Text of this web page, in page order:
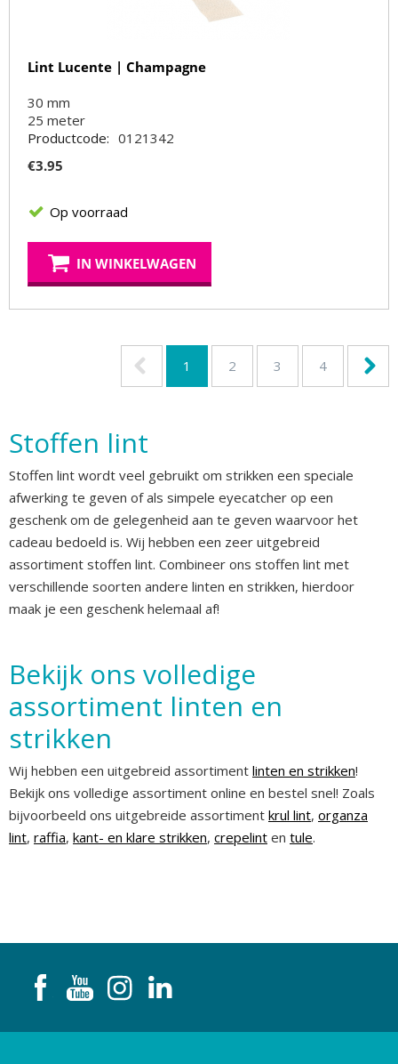
Lint Lucente | Champagne
30 mm
25 meter
Productcode: 0121342
€3.95
Op voorraad
IN WINKELWAGEN
1 2 3 4
Stoffen lint
Stoffen lint wordt veel gebruikt om strikken een speciale
afwerking te geven of als simpele eyecatcher op een
geschenk om de gelegenheid aan te geven waarvoor het
cadeau bedoeld is. Wij hebben een zeer uitgebreid
assortiment stoffen lint. Combineer ons stoffen lint met
verschillende soorten andere linten en strikken, hierdoor
maak je een geschenk helemaal af!
Bekijk ons volledige
assortiment linten en
strikken
Wij hebben een uitgebreid assortiment linten en strikken!
Bekijk ons volledige assortiment online en bestel snel! Zoals
bijvoorbeeld ons uitgebreide assortiment krul lint, organza
lint, raffia, kant- en klare strikken, crepelint en tule.